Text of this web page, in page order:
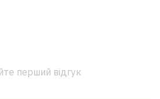
перший відгук